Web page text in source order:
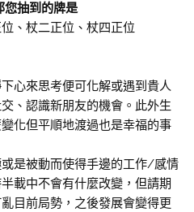
您抽到的牌是
、杖二正位、杖四正位
心來思考便可化解或遇到貴人
、認識新朋友的機會。此外生
化但平順地渡過也是幸福的事
是被動而使得手邊的工作/感情
載中不會有什麼改變，但請期
目前局勢，之後發展會變得更